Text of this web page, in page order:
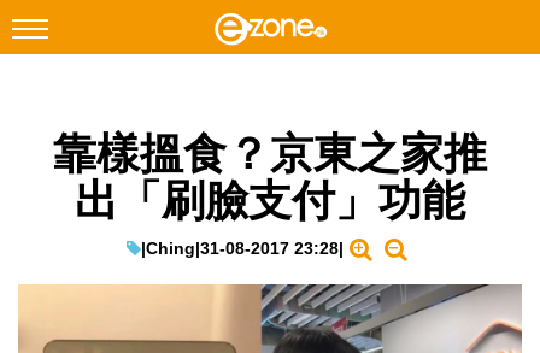
Facebook Instagram
科技焦點
遊戲動漫
教學評測
靠樣搵食？京東之家推
出「刷臉支付」功能
|Ching|31-08-2017 23:28|